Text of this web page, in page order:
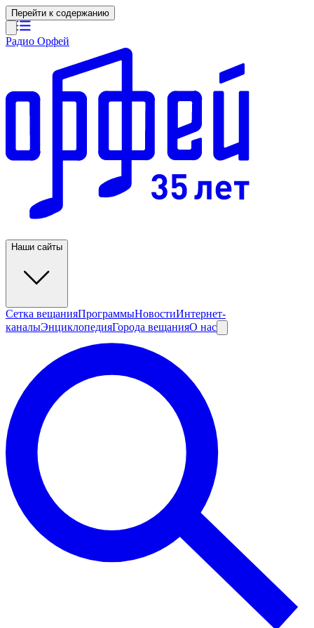
Перейти к содержанию
Радио Орфей
Наши сайты
Сетка вещанияПрограммыНовостиИнтернет-
каналыЭнциклопедияГорода вещанияО нас